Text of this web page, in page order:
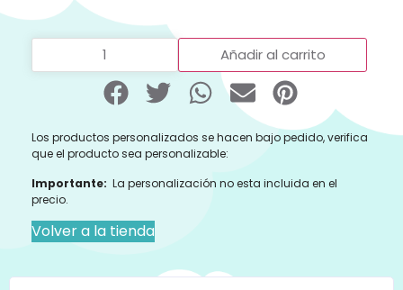
Añadir al carrito
Los productos personalizados se hacen bajo pedido, verifica
que el producto sea personalizable:
Importante: La personalización no esta incluida en el
precio.
Volver a la tienda